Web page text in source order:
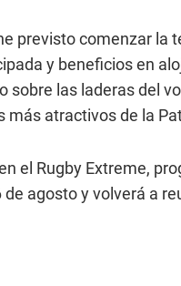
previsto comenzar la
y beneficios en
sobre las laderas del
más atractivos de la
el Rugby Extreme,
agosto y volverá a